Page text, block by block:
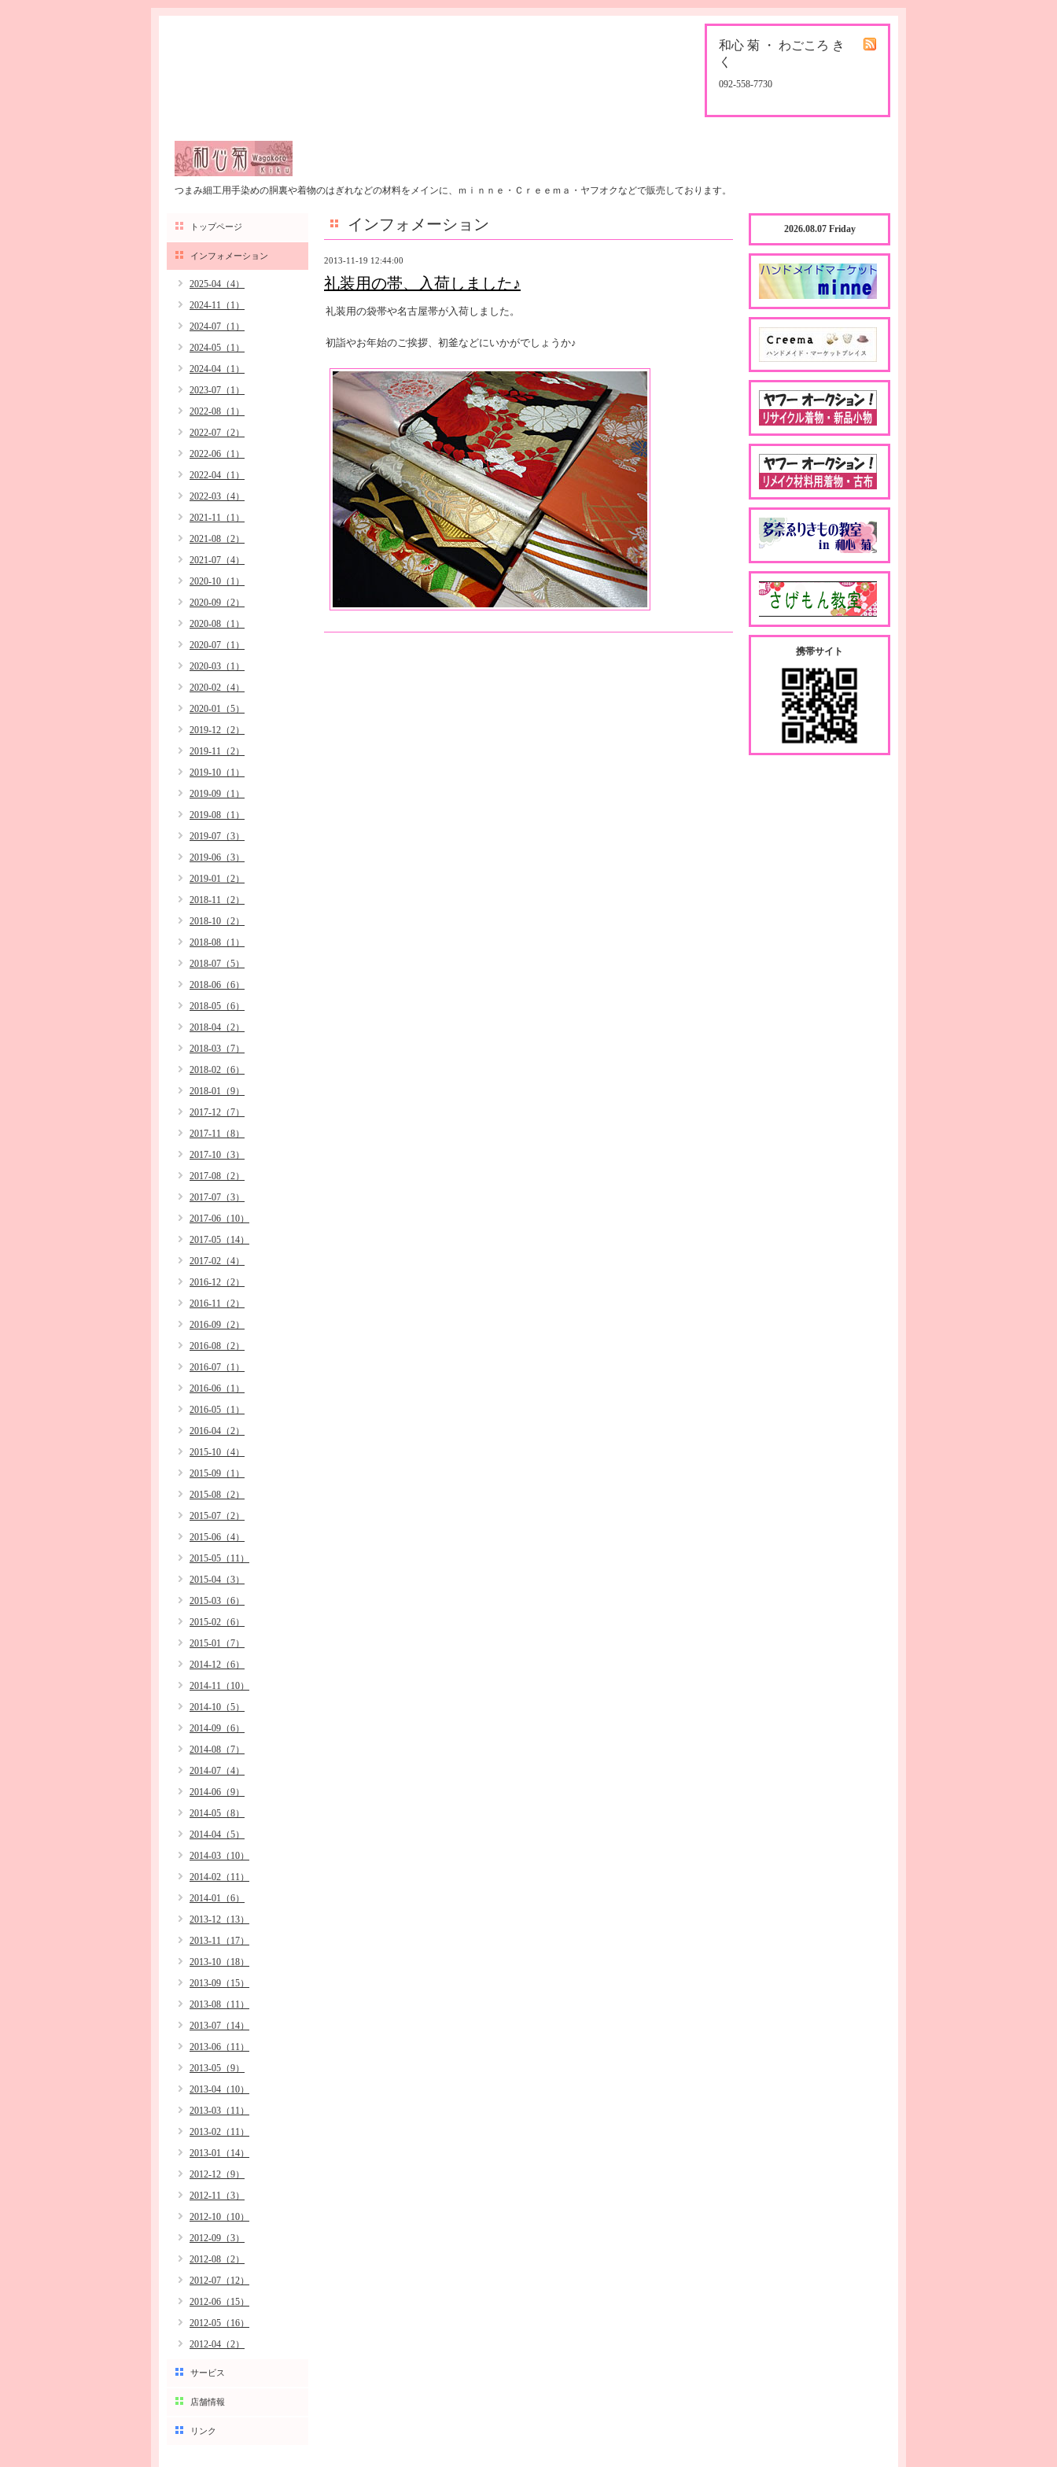
和心 菊 ・ わごころ き
く
092-558-7730
つまみ細工用手染めの胴裏や着物のはぎれなどの材料をメインに、ｍｉｎｎｅ・Ｃｒｅｅｍａ・ヤフオクなどで販売しております。
インフォメーション
2013-11-19 12:44:00
礼装用の帯、入荷しました♪
礼装用の袋帯や名古屋帯が入荷しました。
初詣やお年始のご挨拶、初釜などにいかがでしょうか♪
トップページ
インフォメーション
2025-04（4）
2024-11（1）
2024-07（1）
2024-05（1）
2024-04（1）
2023-07（1）
2022-08（1）
2022-07（2）
2022-06（1）
2022-04（1）
2022-03（4）
2021-11（1）
2021-08（2）
2021-07（4）
2020-10（1）
2020-09（2）
2020-08（1）
2020-07（1）
2020-03（1）
2020-02（4）
2020-01（5）
2019-12（2）
2019-11（2）
2019-10（1）
2019-09（1）
2019-08（1）
2019-07（3）
2019-06（3）
2019-01（2）
2018-11（2）
2018-10（2）
2018-08（1）
2018-07（5）
2018-06（6）
2018-05（6）
2018-04（2）
2018-03（7）
2018-02（6）
2018-01（9）
2017-12（7）
2017-11（8）
2017-10（3）
2017-08（2）
2017-07（3）
2017-06（10）
2017-05（14）
2017-02（4）
2016-12（2）
2016-11（2）
2016-09（2）
2016-08（2）
2016-07（1）
2016-06（1）
2016-05（1）
2016-04（2）
2015-10（4）
2015-09（1）
2015-08（2）
2015-07（2）
2015-06（4）
2015-05（11）
2015-04（3）
2015-03（6）
2015-02（6）
2015-01（7）
2014-12（6）
2014-11（10）
2014-10（5）
2014-09（6）
2014-08（7）
2014-07（4）
2014-06（9）
2014-05（8）
2014-04（5）
2014-03（10）
2014-02（11）
2014-01（6）
2013-12（13）
2013-11（17）
2013-10（18）
2013-09（15）
2013-08（11）
2013-07（14）
2013-06（11）
2013-05（9）
2013-04（10）
2013-03（11）
2013-02（11）
2013-01（14）
2012-12（9）
2012-11（3）
2012-10（10）
2012-09（3）
2012-08（2）
2012-07（12）
2012-06（15）
2012-05（16）
2012-04（2）
サービス
店舗情報
リンク
2026.08.07 Friday
携帯サイト